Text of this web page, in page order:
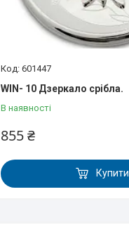
601447
WIN- 10 Дзеркало срібла.
В наявності
855 ₴
Купити